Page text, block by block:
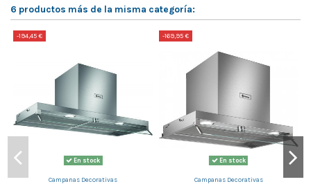
6 productos más de la misma categoría:
-194,45 €
En stock
Campanas Decorativas
-169,95 €
En stock
Campanas Decorativas